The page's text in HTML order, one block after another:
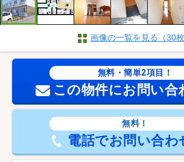
画像の一覧を見る（30枚
無料・簡単2項目！
この物件にお問い合
無料！
電話でお問い合わ